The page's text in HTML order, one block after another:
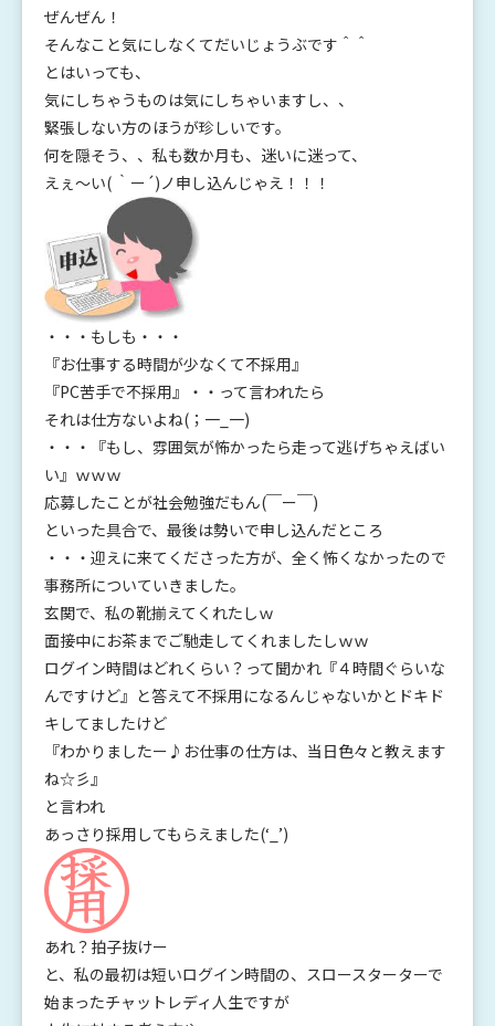
ぜんぜん！
そんなこと気にしなくてだいじょうぶです＾＾
とはいっても、
気にしちゃうものは気にしちゃいますし、、
緊張しない方のほうが珍しいです。
何を隠そう、、私も数か月も、迷いに迷って、
えぇ～い( ｀ー´)ノ申し込んじゃえ！！！
・・・もしも・・・
『お仕事する時間が少なくて不採用』
『PC苦手で不採用』・・って言われたら
それは仕方ないよね(；一_一)
・・・『もし、雰囲気が怖かったら走って逃げちゃえばい
い』ｗｗｗ
応募したことが社会勉強だもん(￣ー￣)
といった具合で、最後は勢いで申し込んだところ
・・・ 迎えに来てくださった方が、全く怖くなかったので
事務所についていきました。
玄関で、私の靴揃えてくれたしｗ
面接中にお茶までご馳走してくれましたしｗｗ
ログイン時間はどれくらい？って聞かれ『４時間ぐらいな
んですけど』 と答えて不採用になるんじゃないかとドキド
キしてましたけど
『わかりましたー♪お仕事の仕方は、当日色々と教えます
ね☆彡』
と言われ
あっさり採用してもらえました(‘_’)
あれ？拍子抜けー
と、 私の最初は短いログイン時間の、スロースターターで
始まったチャットレディ人生ですが